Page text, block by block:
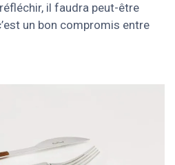
il faudra peut-être
un bon compromis entre